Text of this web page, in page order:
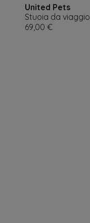
United Pets
Stuoia da
Prezzo
69,00 €